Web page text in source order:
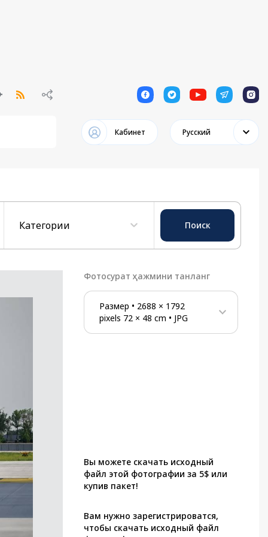
1 1 1 1 1
Кабинет Русский
Категории Поиск
Фотосурат ҳажмини танланг
Размер • 2688 × 1792
pixels 72× 48 cm • JPG
Вы можете скачать исходный
файл этой фотографии за 5$ или
купив пакет!
Вам нужно зарегистрироватся,
чтобы скачать исходный файл